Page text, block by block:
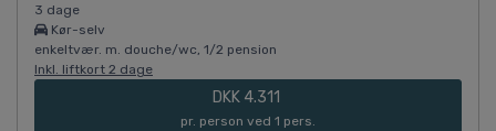
3 dage
Kør-selv
enkeltvær. m. douche/wc, 1/2 pension
Inkl. liftkort 2 dage
DKK 4.311
pr. person ved 1 pers.